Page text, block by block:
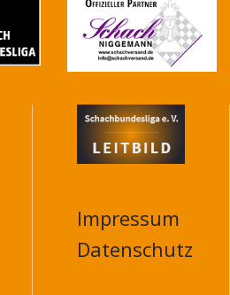
Impressum
Datenschutz